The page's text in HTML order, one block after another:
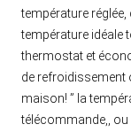
température
température idéale
thermostat et
de refroidissement
maison! ” la
télécommande,,